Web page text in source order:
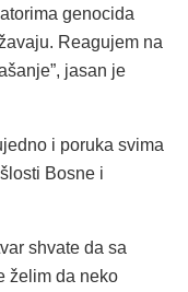
genocida
Reagujem na
jasan je
i poruka svima
Bosne i
shvate da sa
želim da neko